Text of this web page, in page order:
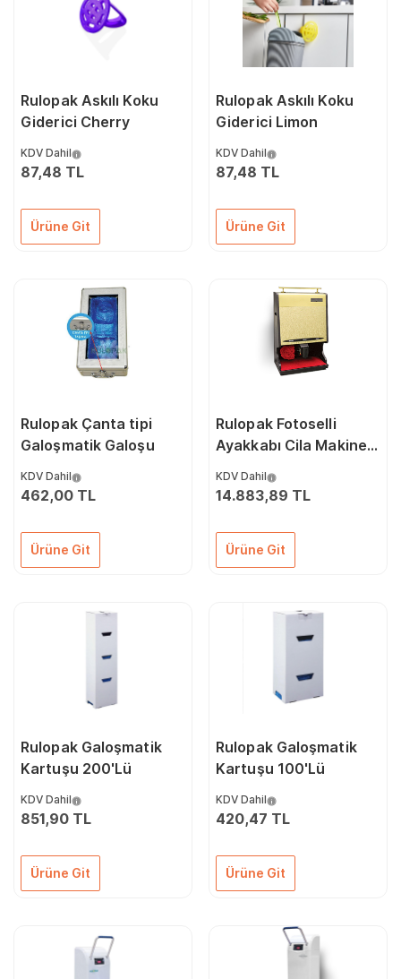
Rulopak Askılı Koku
Giderici Cherry
KDV Dahil
87,48 TL
Ürüne Git
Rulopak Askılı Koku
Giderici Limon
KDV Dahil
87,48 TL
Ürüne Git
Rulopak Çanta tipi
Galoşmatik Galoşu
KDV Dahil
462,00 TL
Ürüne Git
Rulopak Fotoselli
Ayakkabı Cila Makinesi
KDV Dahil
14.883,89 TL
Ürüne Git
Rulopak Galoşmatik
Kartuşu 200'Lü
KDV Dahil
851,90 TL
Ürüne Git
Rulopak Galoşmatik
Kartuşu 100'Lü
KDV Dahil
420,47 TL
Ürüne Git